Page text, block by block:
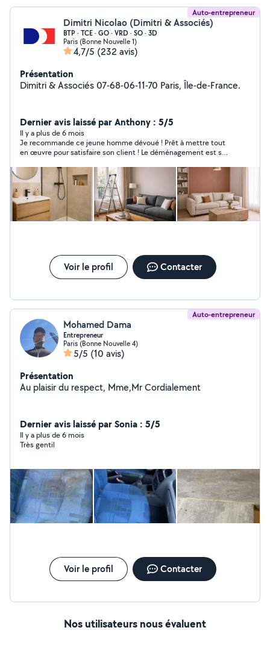
Auto-entrepreneur
Dimitri Nicolao (Dimitri & Associés)
BTP · TCE · GO · VRD · SO · 3D
Paris (Bonne Nouvelle 1)
4,7/5 (232 avis)
Présentation
Dimitri & Associés 07-68-06-11-70 Paris, Île-de-France.
Dernier avis laissé par Anthony : 5/5
Il y a plus de 6 mois
Je recommande ce jeune homme dévoué ! Prêt à mettre tout
en œuvre pour satisfaire son client ! Le déménagement est sa
sa façon d’apprivoiser les cartons ! Je recommande fortement
ce jeune homme qui est déterminé ! Merci encore brave jeune
homme
Voir le profil Contacter
Auto-entrepreneur
Mohamed Dama
Entrepreneur
Paris (Bonne Nouvelle 4)
5/5 (10 avis)
Présentation
Au plaisir du respect, Mme,Mr Cordialement
Dernier avis laissé par Sonia : 5/5
Il y a plus de 6 mois
Très gentil
Voir le profil Contacter
Nos utilisateurs nous évaluent